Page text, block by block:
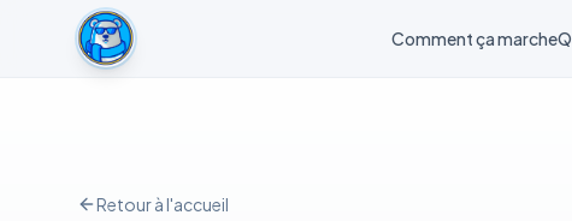
Comment ça marche
Retour à l'accueil